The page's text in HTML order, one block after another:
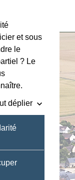
et sous
le
? Le
déplier keyboard_arrow_down